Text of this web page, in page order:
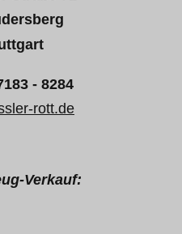
- 8284
rott.de
Verkauf: